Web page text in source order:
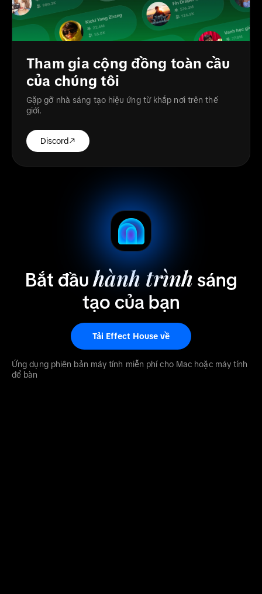
Tham gia cộng đồng toàn cầu
của chúng tôi
Gặp gỡ nhà sáng tạo hiệu ứng từ khắp nơi trên thế
giới.
Discord
Bắt đầuhành trình sáng
tạo của bạn
Tải Effect House về
Ứng dụng phiên bản máy tính miễn phí cho Mac hoặc máy tính
để bàn